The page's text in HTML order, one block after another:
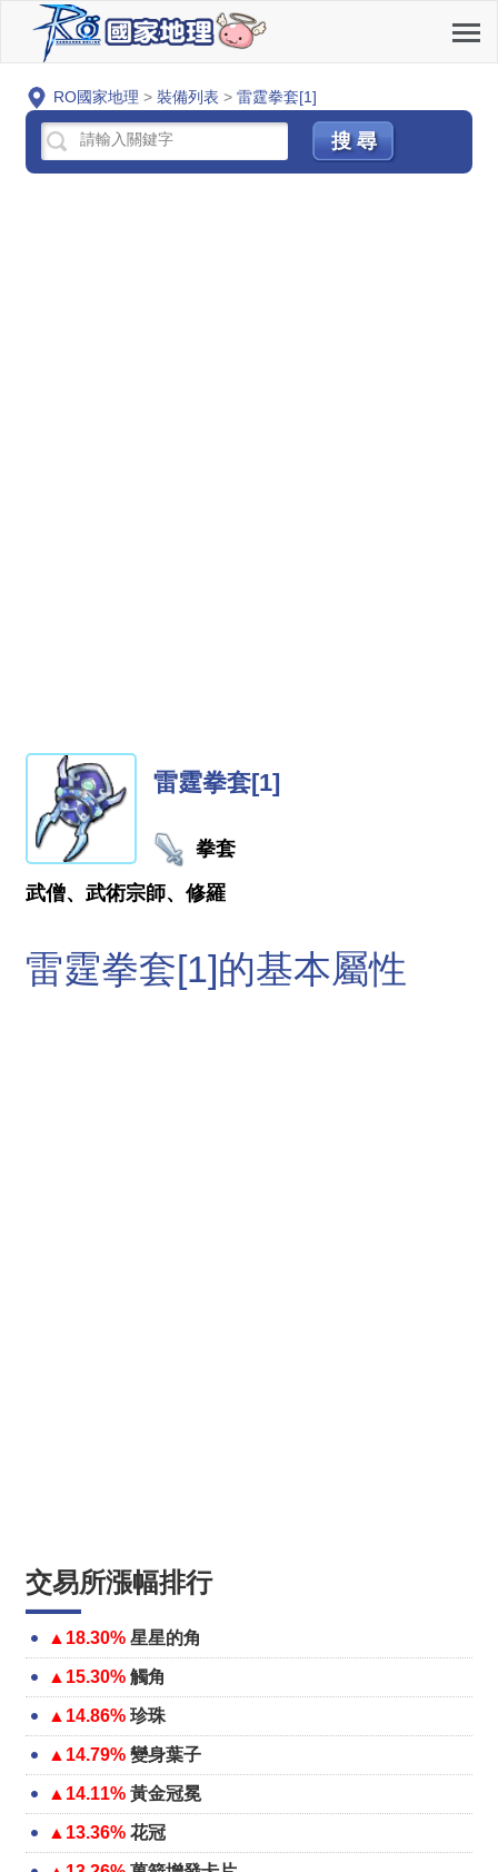
RO國家地理 > 裝備列表 > 雷霆拳套[1]
雷霆拳套[1]
拳套
武僧、武術宗師、修羅
雷霆拳套[1]的基本屬性
交易所漲幅排行
▲18.30% 星星的角
▲15.30% 觸角
▲14.86% 珍珠
▲14.79% 變身葉子
▲14.11% 黃金冠冕
▲13.36% 花冠